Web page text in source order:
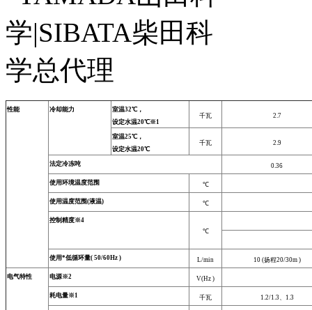
性能 冷却能力
室温32℃，
设定水温20℃※1
千瓦 2.7
室温25℃，
设定水温20℃
千瓦 2.9
法定冷冻吨 0.36
使用环境温度范围 ℃
使用温度范围(液温) ℃
控制精度※4
℃
使用*低循环量( 50/60Hz ) L/min 10 (扬程20/30m )
电气特性 电源※2 V(Hz )
耗电量※1 千瓦 1.2/1.3、1.3